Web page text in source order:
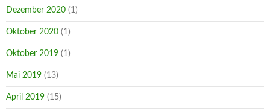
Dezember 2020 (1)
Oktober 2020 (1)
Oktober 2019 (1)
Mai 2019 (13)
April 2019 (15)